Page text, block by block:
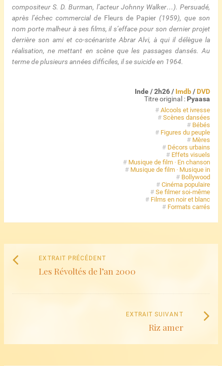
compositeur S. D. Burman, l’acteur Johnny Walker…). Persuadé,
après l’échec commercial de Fleurs de Papier (1959), que son
nom porte malheur à ses films, il s’efface pour son dernier projet
derrière son ami et co-scénariste Abrar Alvi, à qui il délègue la
réalisation, ne mettant en scène que les passages dansés. Au
terme de plusieurs années difficiles, il se suicide en 1964.
Inde / 2h26 / Imdb/ DVD
Titre original : Pyaasa
#Alcools et ivresse
#Scènes dansées
# Bébés
# Figures du peuple
# Mères
# Décors urbains
# Effets visuels
# Musique de film · En chanson
# Musique de film · Musique in
# Bollywood
#Cinéma populaire
#Se filmer soi-même
# Films en noir et blanc
# Formats carrés
Naviguez
parmi
les
EXTRAIT PRÉCÉDENT
précédent
Les Révoltés de l’an 2000
EXTRAIT SUIVANT
Riz amer
Extrait